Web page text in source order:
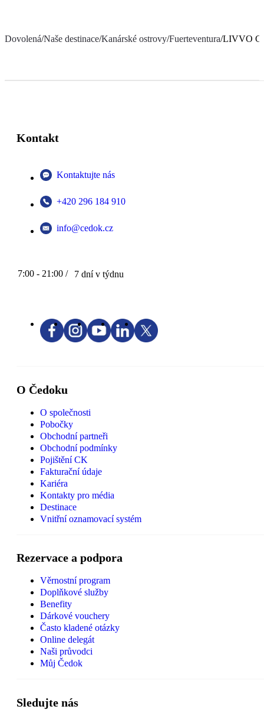
Dovolená/Naše destinace/Kanárské ostrovy/Fuerteventura/LIVVO
Kontakt
Kontaktujte nás
+420 296 184 910
info@cedok.cz
7:00 - 21:00 / 7 dní v týdnu
O Čedoku
O společnosti
Pobočky
Obchodní partneři
Obchodní podmínky
Pojištění CK
Fakturační údaje
Kariéra
Kontakty pro média
Destinace
Vnitřní oznamovací systém
Rezervace a podpora
Věrnostní program
Doplňkové služby
Benefity
Dárkové vouchery
Často kladené otázky
Online delegát
Naši průvodci
Můj Čedok
Sledujte nás